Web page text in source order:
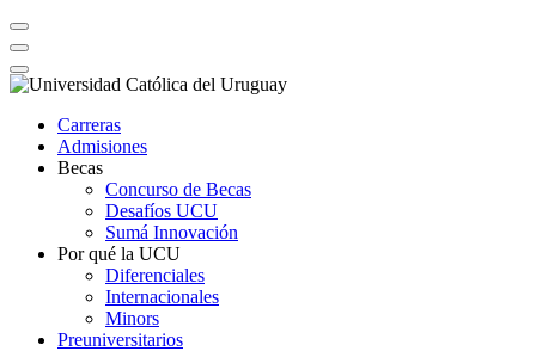
Carreras
Admisiones
Becas
Concurso de Becas
Desafíos UCU
Sumá Innovación
Por qué la UCU
Diferenciales
Internacionales
Minors
Preuniversitarios